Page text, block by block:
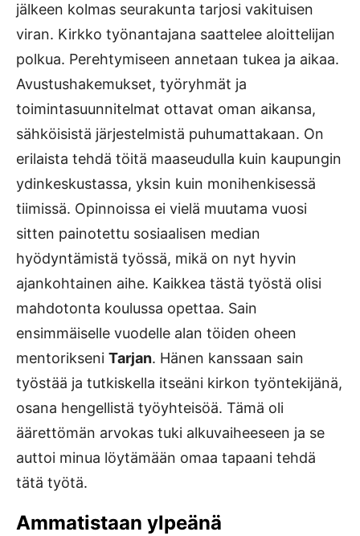
jälkeen kolmas seurakunta tarjosi vakituisen
viran. Kirkko työnantajana saattelee aloittelijan
polkua. Perehtymiseen annetaan tukea ja aikaa.
Avustushakemukset, työryhmät ja
toimintasuunnitelmat ottavat oman aikansa,
sähköisistä järjestelmistä puhumattakaan. On
erilaista tehdä töitä maaseudulla kuin kaupungin
ydinkeskustassa, yksin kuin monihenkisessä
tiimissä. Opinnoissa ei vielä muutama vuosi
sitten painotettu sosiaalisen median
hyödyntämistä työssä, mikä on nyt hyvin
ajankohtainen aihe. Kaikkea tästä työstä olisi
mahdotonta koulussa opettaa. Sain
ensimmäiselle vuodelle alan töiden oheen
mentorikseni Tarjan. Hänen kanssaan sain
työstää ja tutkiskella itseäni kirkon työntekijänä,
osana hengellistä työyhteisöä. Tämä oli
äärettömän arvokas tuki alkuvaiheeseen ja se
auttoi minua löytämään omaa tapaani tehdä
tätä työtä.
Ammatistaan ylpeänä